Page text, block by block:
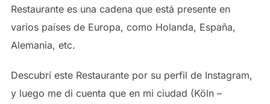
Restaurante es una cadena que está presente en
varios países de Europa, como Holanda, España,
Alemania, etc.
Descubrí este Restaurante por su perfil de Instagram,
y luego me di cuenta que en mi ciudad (Köln –